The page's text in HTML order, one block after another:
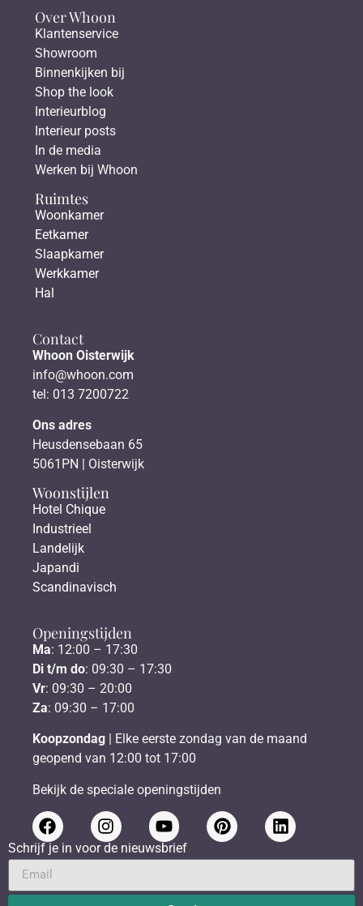
Over Whoon
Klantenservice
Showroom
Binnenkijken bij
Shop the look
Interieurblog
Interieur posts
In de media
Werken bij Whoon
Ruimtes
Woonkamer
Eetkamer
Slaapkamer
Werkkamer
Hal
Contact
Whoon Oisterwijk
info@whoon.com
tel: 013 7200722
Ons adres
Heusdensebaan 65
5061PN | Oisterwijk
Woonstijlen
Hotel Chique
Industrieel
Landelijk
Japandi
Scandinavisch
Openingstijden
Ma: 12:00 – 17:30
Di t/m do: 09:30 – 17:30
Vr: 09:30 – 20:00
Za: 09:30 – 17:00
Koopzondag | Elke eerste zondag van de maand
geopend van 12:00 tot 17:00
Bekijk de speciale openingstijden
Schrijf je in voor de nieuwsbrief